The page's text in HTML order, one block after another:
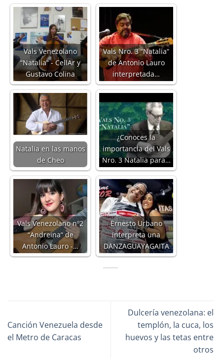
Vals Venezolano
“Natalia“ - CellAr y
Gustavo Colina
Vals Nro. 3 “Natalia“
de Antonio Lauro
interpretada…
Natalia en las manos
de Cheo
¿Conoces la
importancia del Vals
Nro. 3 Natalia para…
Vals Venezolano nº2
“Andreina“ de
Antonio Lauro -…
Ernesto Urbano
interpreta una
DANZAGUAYAGAITA
Canción Venezuela desde
el Metro de Caracas
Dulcería venezolana: el
templón, la cuca, los
huevos y las tetas entre
otros